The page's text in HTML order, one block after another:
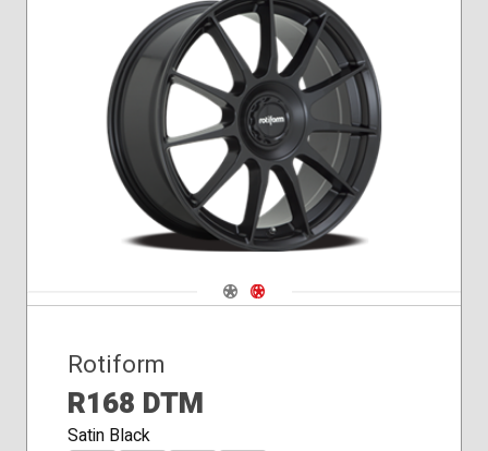
Navigate 1
Navigate 2
Rotiform
R168 DTM
Satin Black